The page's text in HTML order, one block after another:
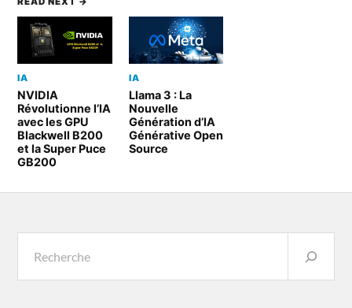
IA
NVIDIA
Révolutionne l’IA
avec les GPU
Blackwell B200
et la Super Puce
GB200
IA
Llama 3 : La
Nouvelle
Génération d’IA
Générative Open
Source